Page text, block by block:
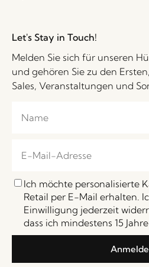
Let's Stay in Touch!
Melden Sie sich für unseren
und gehören Sie zu den
Sales, Veranstaltungen und
Ich möchte personalisierte
Retail per E-Mail erhalten.
Einwilligung jederzeit
dass ich mindestens 15